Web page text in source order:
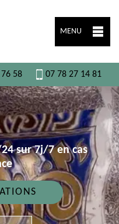
MENU
58 07 78 27 14 81
sur 7j/7 en cas